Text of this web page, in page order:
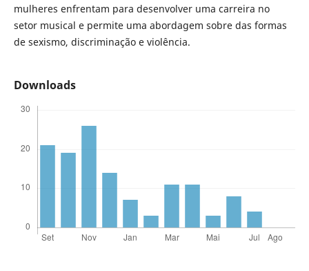
mulheres enfrentam para desenvolver uma carreira no
setor musical e permite uma abordagem sobre das formas
de sexismo, discriminação e violência.
Downloads